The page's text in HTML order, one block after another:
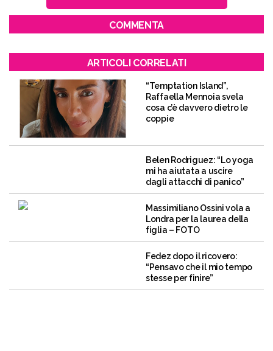
COMMENTA
ARTICOLI CORRELATI
“Temptation Island”,
Raffaella Mennoia svela
cosa c’è davvero dietro le
coppie
Belen Rodriguez: “Lo yoga
mi ha aiutata a uscire
dagli attacchi di panico”
Massimiliano Ossini vola a
Londra per la laurea della
figlia – FOTO
Fedez dopo il ricovero:
“Pensavo che il mio tempo
stesse per finire”